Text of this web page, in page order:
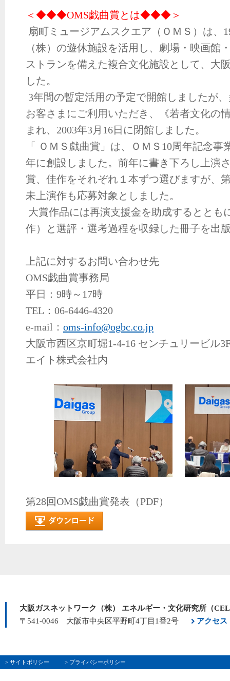
＜◆◆◆OMS戯曲賞とは◆◆◆＞
扇町ミュージアムスクエア（ＯＭＳ）は、
（株）の遊休施設を活用し、劇場・映画館
ストランを備えた複合文化施設として、大
した。
3年間の暫定活用の予定で開館しましたが
お客さまにご利用いただき、《若者文化の
まれ、2003年3月16日に閉館しました。
「 ＯＭＳ戯曲賞」は、ＯＭＳ10周年記念
年に創設しました。前年に書き下ろし上演
賞、佳作をそれぞれ１本ずつ選びますが、
未上演作も応募対象としました。
大賞作品には再演支援金を助成するととも
作）と選評・選考過程を収録した冊子を出
上記に対するお問い合わせ先
OMS戯曲賞事務局
平日：9時～17時
TEL：06-6446-4320
e-mail： oms-info@ogbc.co.jp
大阪市西区京町堀1-4-16 センチュリービル
エイト株式会社内
第28回OMS戯曲賞発表（PDF）
大阪ガスネットワーク（株） エネルギー・文化研究所（
〒541-0046 大阪市中央区平野町4丁目1番2号
アクセス
> サイトポリシー > プライバシーポリシー